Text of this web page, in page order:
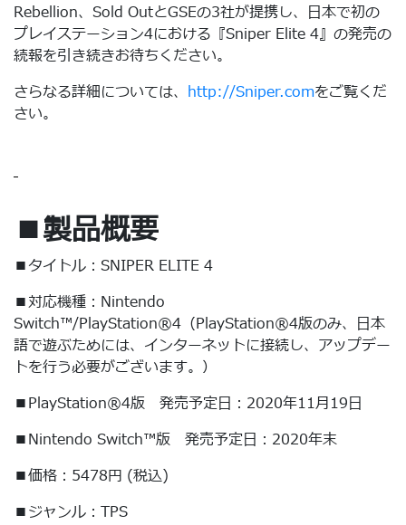
Rebellion、Sold OutとGSEの3社が提携し、日本で初の
プレイステーション4における『Sniper Elite 4』の発売の
続報を引き続きお待ちください。
さらなる詳細については、 http://Sniper.comをご覧くだ
さい。
■製品概要
■タイトル：SNIPER ELITE 4
■対応機種：Nintendo
Switch™️/PlayStation®4（PlayStation®4版のみ、日本
語で遊ぶためには、インターネットに接続し、アップデー
トを行う必要がございます。）
■PlayStation®4版 発売予定日：2020年11月19日
■Nintendo Switch™版 発売予定日：2020年末
■価格：5478円 (税込)
■ジャンル：TPS